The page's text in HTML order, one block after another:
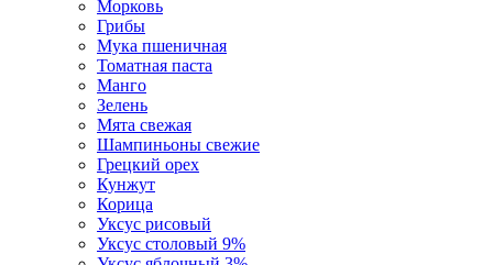
Морковь
Грибы
Мука пшеничная
Томатная паста
Манго
Зелень
Мята свежая
Шампиньоны свежие
Грецкий орех
Кунжут
Корица
Уксус рисовый
Уксус столовый 9%